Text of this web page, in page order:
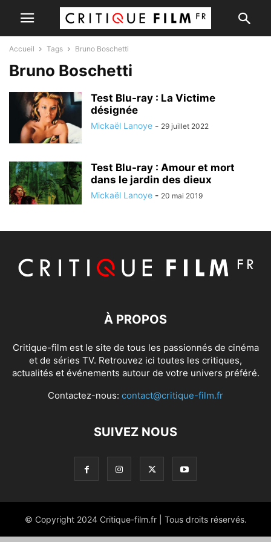
Accueil Tags Bruno Boschetti
Bruno Boschetti
Test Blu-ray : La Victime
désignée
Mickaël Lanoye - 29 juillet 2022
Test Blu-ray : Amour et mort
dans le jardin des dieux
Mickaël Lanoye - 20 mai 2019
À PROPOS
Critique-film est le site de tous les passionnés de cinéma
et de séries TV. Retrouvez ici toutes les critiques,
actualités et événements autour de votre univers préféré.
Contactez-nous: contact@critique-film.fr
SUIVEZ NOUS
© Copyright 2024 Critique-film.fr | Tous droits réservés.